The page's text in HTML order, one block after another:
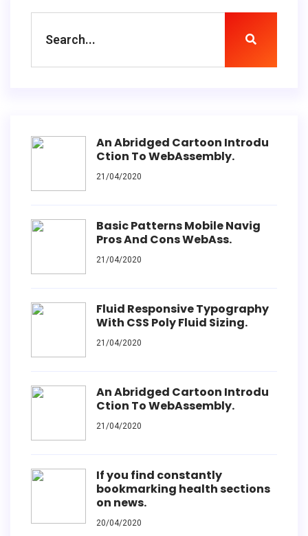
An Abridged Cartoon Introdu
Ction To WebAssembly.
21/04/2020
Basic Patterns Mobile Navig
Pros And Cons WebAss.
21/04/2020
Fluid Responsive Typography
With CSS Poly Fluid Sizing.
21/04/2020
An Abridged Cartoon Introdu
Ction To WebAssembly.
21/04/2020
If you find constantly
bookmarking health sections
on news.
20/04/2020